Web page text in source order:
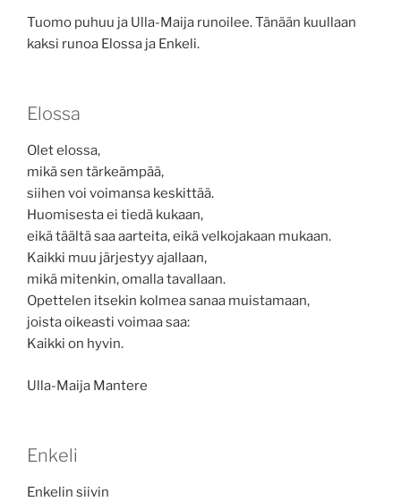
Tuomo puhuu ja Ulla-Maija runoilee. Tänään kuullaan
kaksi runoa Elossa ja Enkeli.
Elossa
Olet elossa,
mikä sen tärkeämpää,
siihen voi voimansa keskittää.
Huomisesta ei tiedä kukaan,
eikä täältä saa aarteita, eikä velkojakaan mukaan.
Kaikki muu järjestyy ajallaan,
mikä mitenkin, omalla tavallaan.
Opettelen itsekin kolmea sanaa muistamaan,
joista oikeasti voimaa saa:
Kaikki on hyvin.
Ulla-Maija Mantere
Enkeli
Enkelin siivin